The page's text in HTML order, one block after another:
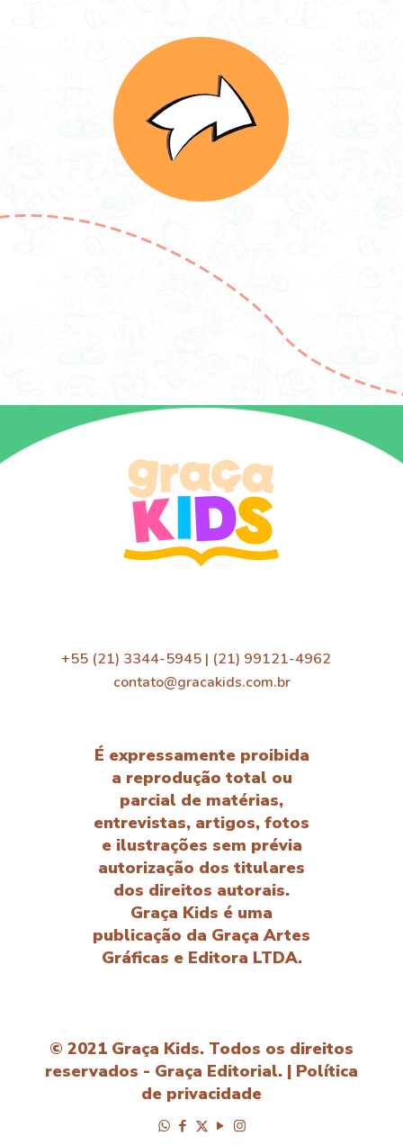
+55 (21) 3344-5945 | (21) 99121-4962
contato@gracakids.com.br
É expressamente proibida
a reprodução total ou
parcial de matérias,
entrevistas, artigos, fotos
e ilustrações sem prévia
autorização dos titulares
dos direitos autorais.
Graça Kids é uma
publicação da Graça Artes
Gráficas e Editora LTDA.
© 2021 Graça Kids. Todos os direitos
reservados - Graça Editorial. | Política
de privacidade